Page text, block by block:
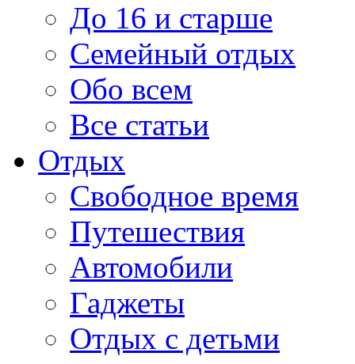
До 16 и старше
Семейный отдых
Обо всем
Все статьи
Отдых
Свободное время
Путешествия
Автомобили
Гаджеты
Отдых с детьми